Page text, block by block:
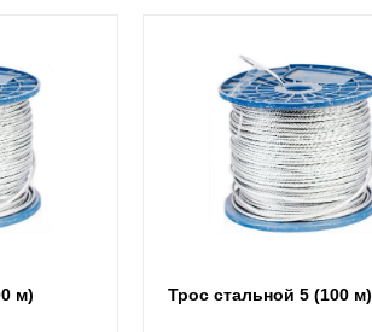
м) Трос стальной 5 (100 м)